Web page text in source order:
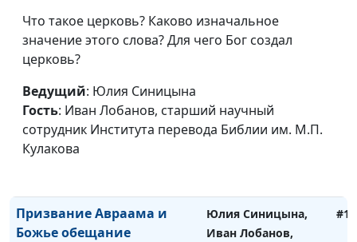
Что такое церковь? Каково изначальное
значение этого слова? Для чего Бог создал
церковь?
Ведущий: Юлия Синицына
Гость: Иван Лобанов, старший научный
сотрудник Института перевода Библии им. М.П.
Кулакова
перевода Библии
им. М.П. Кулакова
Авраам и Исаак.
Жертвоприношение и
спасение
Иван Лобанов,
старший научный
Призвание Авраама и
Божье обещание
Юлия Синицына,
Иван Лобанов,